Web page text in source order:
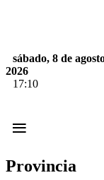
sábado, 8 de
2026
17:10
≡
Provincia